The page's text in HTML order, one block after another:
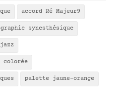
accord Ré Majeur9
synesthésique
colorée
palette jaune-orange